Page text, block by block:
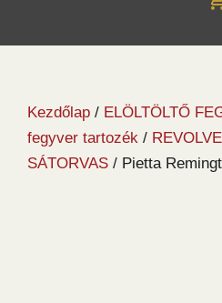
Kezdőlap / ELÖLTÖLTŐ
fegyver tartozék /
SÁTORVAS / Pietta